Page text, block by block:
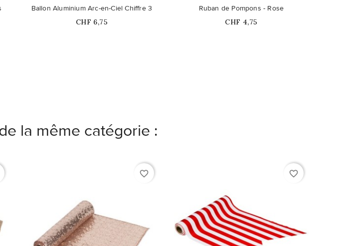
Ballon Aluminium Arc-en-Ciel Chiffre 3
Prix
CHF 6,75
Ruban de Pompons - Rose
Prix
CHF 4,75
la même catégorie :
favorite_border favorite_border